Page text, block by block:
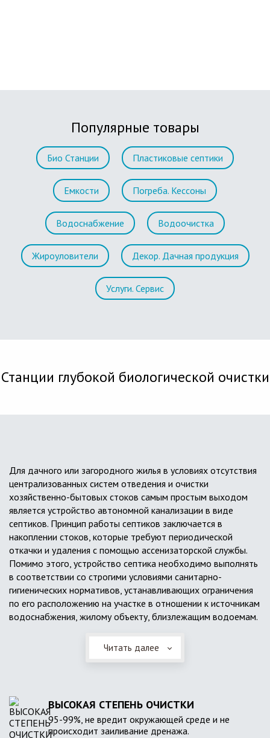
Популярные товары
Био Станции Пластиковые септики
Емкости Погреба. Кессоны
Водоснабжение Водоочистка
Жироуловители Декор. Дачная продукция
Услуги. Сервис
Станции глубокой биологической очистки
Для дачного или загородного жилья в условиях отсутствия
централизованных систем отведения и очистки
хозяйственно-бытовых стоков самым простым выходом
является устройство автономной канализации в виде
септиков. Принцип работы септиков заключается в
накоплении стоков, которые требуют периодической
откачки и удаления с помощью ассенизаторской службы.
Помимо этого, устройство септика необходимо выполнять
в соответствии со строгими условиями санитарно-
гигиенических нормативов, устанавливающих ограничения
по его расположению на участке в отношении к источникам
водоснабжения, жилому объекту, близлежащим водоемам.
Читать далее
ВЫСОКАЯ СТЕПЕНЬ ОЧИСТКИ
95-99%, не вредит окружающей среде и не
происходит заиливание дренажа.